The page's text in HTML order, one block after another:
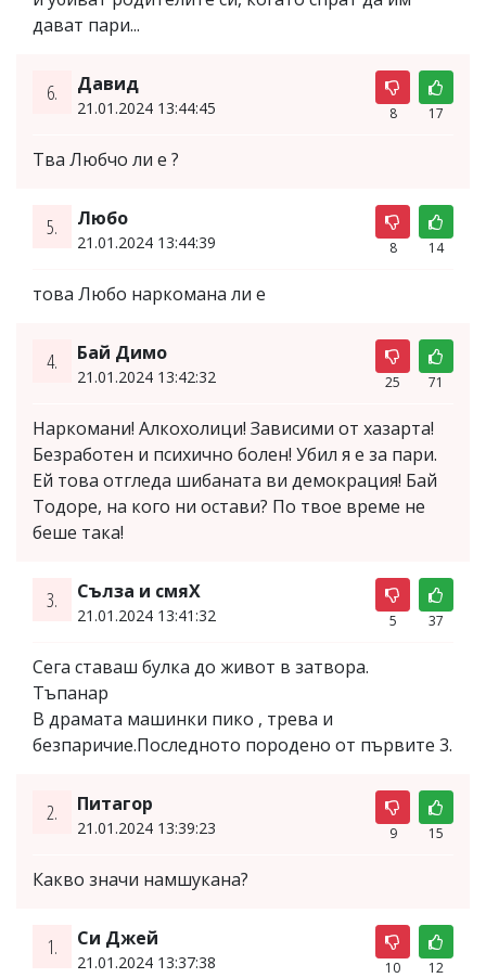
дават пари...
6. Давид
21.01.2024 13:44:45 8 17
Тва Любчо ли е ?
5. Любо
21.01.2024 13:44:39 8 14
това Любо наркомана ли е
4. Бай Димо
21.01.2024 13:42:32 25 71
Наркомани! Алкохолици! Зависими от хазарта!
Безработен и психично болен! Убил я е за пари.
Ей това отгледа шибаната ви демокрация! Бай
Тодоре, на кого ни остави? По твое време не
беше така!
3. Сълза и смяХ
21.01.2024 13:41:32 5 37
Сега ставаш булка до живот в затвора.
Тъпанар
В драмата машинки пико , трева и
безпаричие.Последното породено от първите 3.
2. Питагор
21.01.2024 13:39:23 9 15
Какво значи намшукана?
1. Си Джей
21.01.2024 13:37:38 10 12